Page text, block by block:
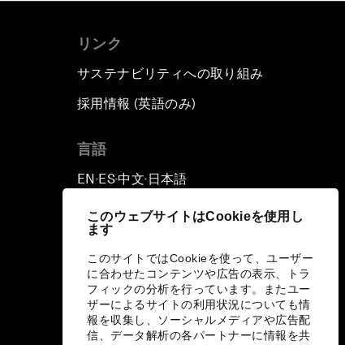
このウェブサイトはCookieを使用し
ます
このサイトではCookieを使って、ユーザー
に合わせたコンテンツや広告の表示、トラ
フィックの分析を行っています。またユー
ザーによるサイトの利用状況についても情
報を収集し、ソーシャルメディアや広告配
信、データ解析の各パートナーに情報を共
リンク
サステナビリティへの取り組み
採用情報 (英語のみ)
言語
EN ▪ ES▪中文▪ 日本語